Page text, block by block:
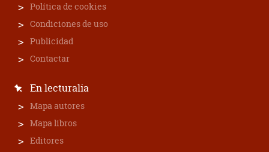
Política de cookies
Condiciones de uso
Publicidad
Contactar
En lecturalia
Mapa autores
Mapa libros
Editores